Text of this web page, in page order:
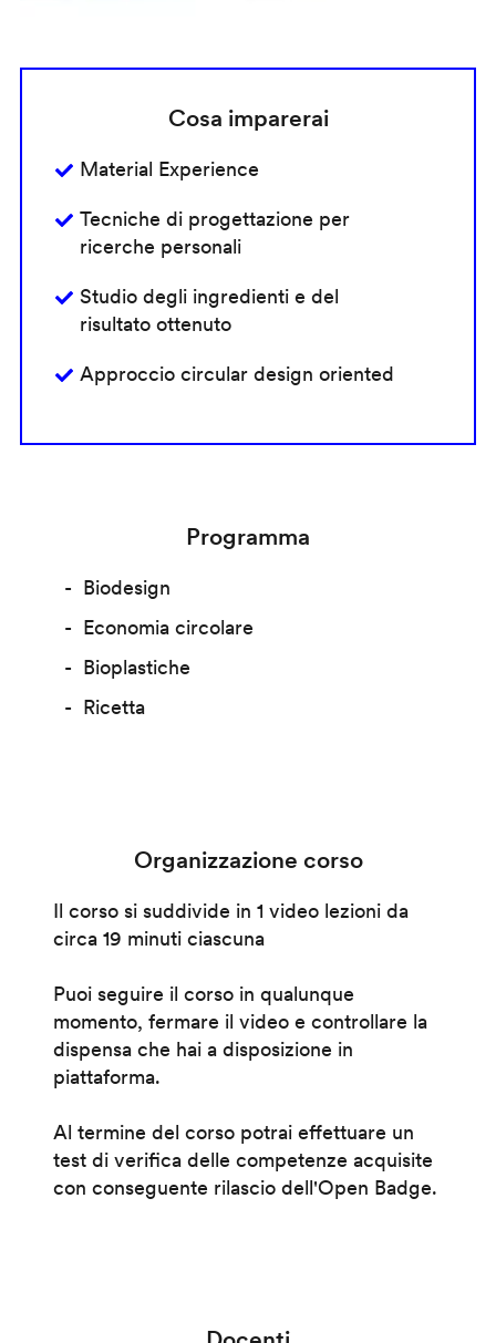
Cosa imparerai
Material Experience
Tecniche di progettazione per
ricerche personali
Studio degli ingredienti e del
risultato ottenuto
Approccio circular design oriented
Programma
Biodesign
Economia circolare
Bioplastiche
Ricetta
Organizzazione corso
Il corso si suddivide in 1 video lezioni da
circa 19 minuti ciascuna
Puoi seguire il corso in qualunque
momento, fermare il video e controllare la
dispensa che hai a disposizione in
piattaforma.
Al termine del corso potrai effettuare un
test di verifica delle competenze acquisite
con conseguente rilascio dell'Open Badge.